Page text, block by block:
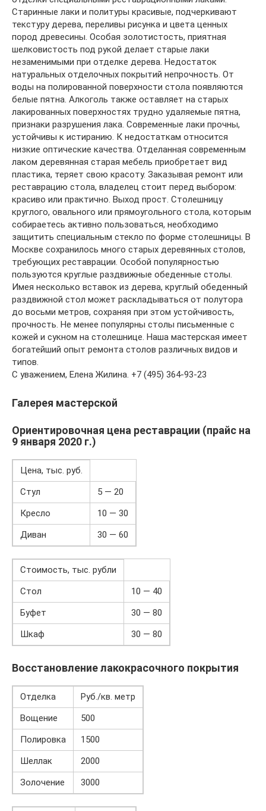
Старинные лаки и политуры красивые, подчеркивают
текстуру дерева, переливы рисунка и цвета ценных
пород древесины. Особая золотистость, приятная
шелковистость под рукой делает старые лаки
незаменимыми при отделке дерева. Недостаток
натуральных отделочных покрытий непрочность. От
воды на полированной поверхности стола появляются
белые пятна. Алкоголь также оставляет на старых
лакированных поверхностях трудно удаляемые пятна,
признаки разрушения лака. Современные лаки прочны,
устойчивы к истиранию. К недостаткам относится
низкие оптические качества. Отделанная современным
лаком деревянная старая мебель приобретает вид
пластика, теряет свою красоту. Заказывая ремонт или
реставрацию стола, владелец стоит перед выбором:
красиво или практично. Выход прост. Столешницу
круглого, овального или прямоугольного стола, которым
собираетесь активно пользоваться, необходимо
защитить специальным стекло по форме столешницы. В
Москве сохранилось много старых деревянных столов,
требующих реставрации. Особой популярностью
пользуются круглые раздвижные обеденные столы.
Имея несколько вставок из дерева, круглый обеденный
раздвижной стол может раскладываться от полутора
до восьми метров, сохраняя при этом устойчивость,
прочность. Не менее популярны столы письменные с
кожей и сукном на столешнице. Наша мастерская имеет
богатейший опыт ремонта столов различных видов и
типов.
C уважением, Елена Жилина. +7 (495) 364-93-23
Галерея мастерской
Ориентировочная цена реставрации (прайс на
9 января 2020 г.)
Цена, тыс. руб.
Стул
5 — 20
Кресло
10 — 30
Диван
30 — 60
Стоимость, тыс. рубли
Стол
10 — 40
Буфет
30 — 80
Шкаф
30 — 80
Восстановление лакокрасочного покрытия
Отделка
Руб./кв. метр
Вощение
500
Полировка
1500
Шеллак
2000
Золочение
3000